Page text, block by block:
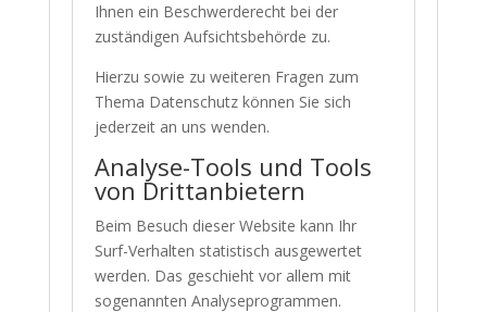
Ihnen ein Beschwerderecht bei der
zuständigen Aufsichtsbehörde zu.
Hierzu sowie zu weiteren Fragen zum
Thema Datenschutz können Sie sich
jederzeit an uns wenden.
Analyse-Tools und Tools
von Dritt­anbietern
Beim Besuch dieser Website kann Ihr
Surf-Verhalten statistisch ausgewertet
werden. Das geschieht vor allem mit
sogenannten Analyseprogrammen.